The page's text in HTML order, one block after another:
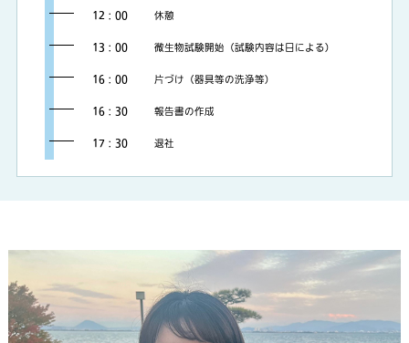
12：00 休憩
13：00 微生物試験開始（試験内容は日による）
16：00 片づけ（器具等の洗浄等）
16：30 報告書の作成
17：30 退社